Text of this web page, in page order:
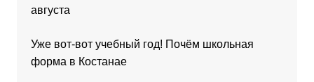
августа
Уже вот-вот учебный год! Почём школьная
форма в Костанае